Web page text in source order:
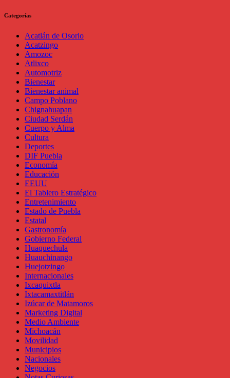
Categorías
Acatlán de Osorio
Acatzingo
Amozoc
Atlixco
Automotriz
Bienestar
Bienestar animal
Campo Poblano
Chignahuapan
Ciudad Serdán
Cuerpo y Alma
Cultura
Deportes
DIF Puebla
Economía
Educación
EEUU
El Tablero Estratégico
Entretenimiento
Estado de Puebla
Estatal
Gastronomía
Gobierno Federal
Huaquechula
Huauchinango
Huejotzingo
Internacionales
Ixcaquixtla
Ixtacamaxtitlán
Izúcar de Matamoros
Marketing Digital
Medio Ambiente
Michoacán
Movilidad
Municipios
Nacionales
Negocios